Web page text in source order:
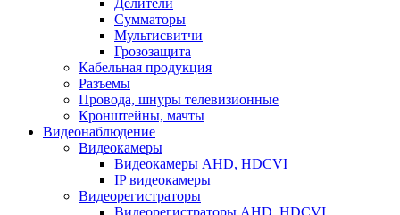
Делители
Сумматоры
Мультисвитчи
Грозозащита
Кабельная продукция
Разъемы
Провода, шнуры телевизионные
Кронштейны, мачты
Видеонаблюдение
Видеокамеры
Видеокамеры AHD, HDCVI
IP видеокамеры
Видеорегистраторы
Видеорегистраторы AHD, HDCVI